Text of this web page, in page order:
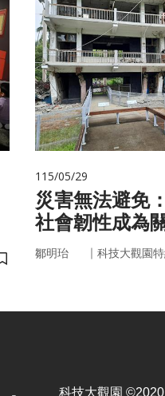
儲存書籤
115/05/29
災害無法避免
社會韌性成為
鄒明珆 ｜ 科技大觀園
科技大觀園